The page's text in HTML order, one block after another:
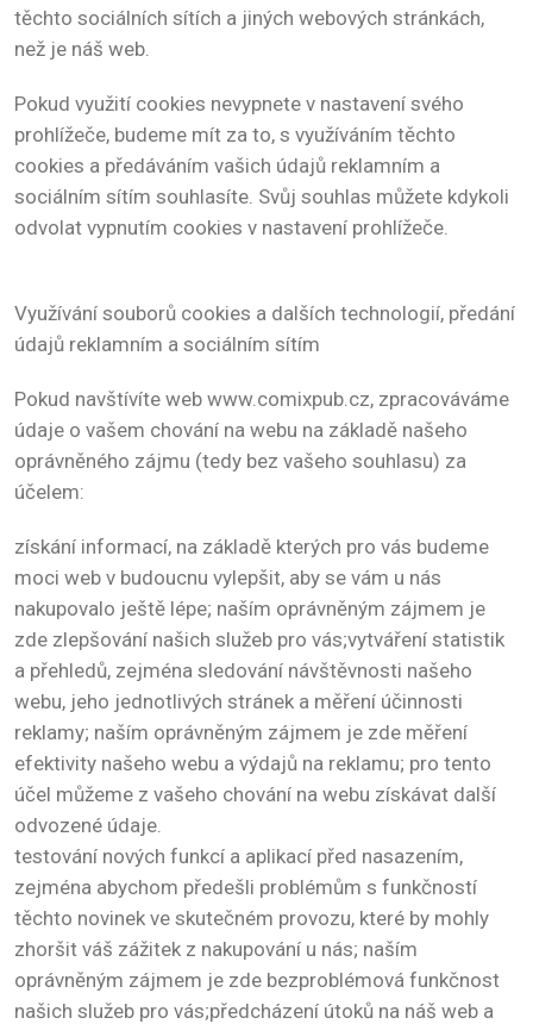
těchto sociálních sítích a jiných webových stránkách,
než je náš web.
Pokud využití cookies nevypnete v nastavení svého
prohlížeče, budeme mít za to, s využíváním těchto
cookies a předáváním vašich údajů reklamním a
sociálním sítím souhlasíte. Svůj souhlas můžete kdykoli
odvolat vypnutím cookies v nastavení prohlížeče.
Využívání souborů cookies a dalších technologií, předání
údajů reklamním a sociálním sítím
Pokud navštívíte web www.comixpub.cz, zpracováváme
údaje o vašem chování na webu na základě našeho
oprávněného zájmu (tedy bez vašeho souhlasu) za
účelem:
získání informací, na základě kterých pro vás budeme
moci web v budoucnu vylepšit, aby se vám u nás
nakupovalo ještě lépe; naším oprávněným zájmem je
zde zlepšování našich služeb pro vás;vytváření statistik
a přehledů, zejména sledování návštěvnosti našeho
webu, jeho jednotlivých stránek a měření účinnosti
reklamy; naším oprávněným zájmem je zde měření
efektivity našeho webu a výdajů na reklamu; pro tento
účel můžeme z vašeho chování na webu získávat další
odvozené údaje.
testování nových funkcí a aplikací před nasazením,
zejména abychom předešli problémům s funkčností
těchto novinek ve skutečném provozu, které by mohly
zhoršit váš zážitek z nakupování u nás; naším
oprávněným zájmem je zde bezproblémová funkčnost
našich služeb pro vás;předcházení útoků na náš web a